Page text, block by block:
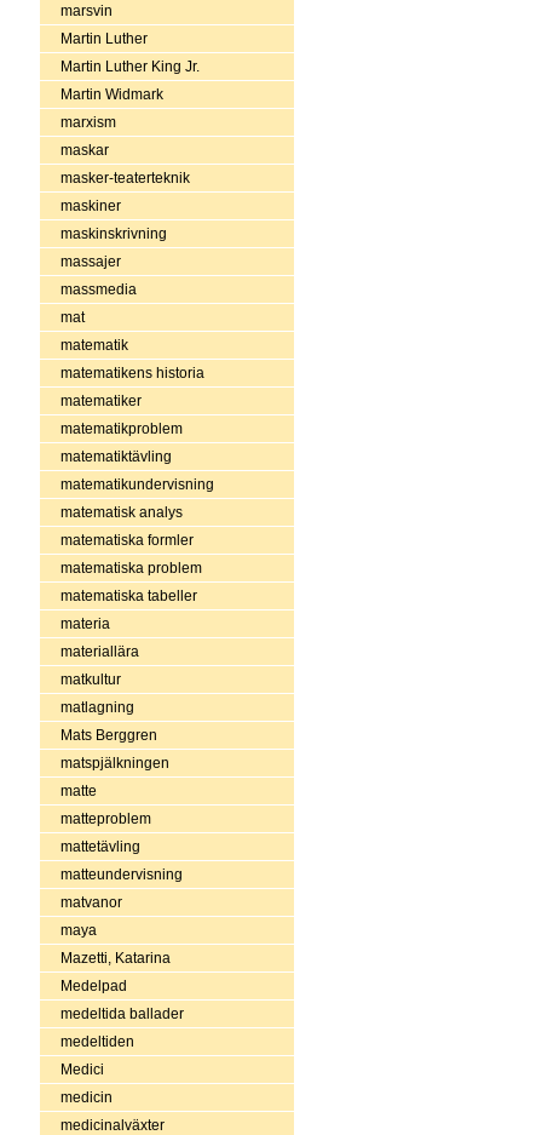
marsvin
Martin Luther
Martin Luther King Jr.
Martin Widmark
marxism
maskar
masker-teaterteknik
maskiner
maskinskrivning
massajer
massmedia
mat
matematik
matematikens historia
matematiker
matematikproblem
matematiktävling
matematikundervisning
matematisk analys
matematiska formler
matematiska problem
matematiska tabeller
materia
materiallära
matkultur
matlagning
Mats Berggren
matspjälkningen
matte
matteproblem
mattetävling
matteundervisning
matvanor
maya
Mazetti, Katarina
Medelpad
medeltida ballader
medeltiden
Medici
medicin
medicinalväxter